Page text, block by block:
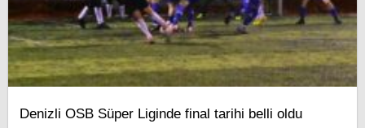
Denizli OSB Süper Liginde final tarihi belli oldu